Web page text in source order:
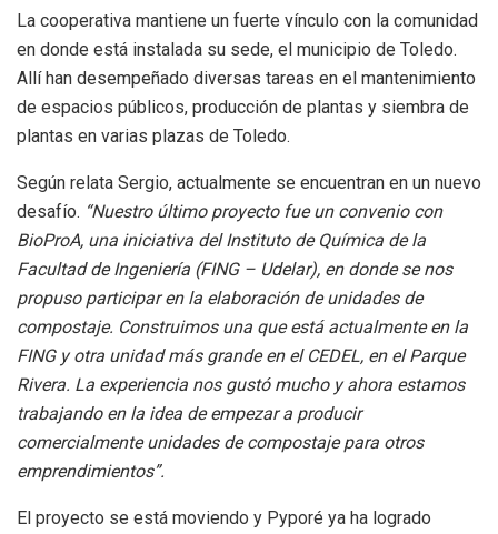
La cooperativa mantiene un fuerte vínculo con la comunidad
en donde está instalada su sede, el municipio de Toledo.
Allí han desempeñado diversas tareas en el mantenimiento
de espacios públicos, producción de plantas y siembra de
plantas en varias plazas de Toledo.
Según relata Sergio, actualmente se encuentran en un nuevo
desafío. “Nuestro último proyecto fue un convenio con
BioProA, una iniciativa del Instituto de Química de la
Facultad de Ingeniería (FING – Udelar), en donde se nos
propuso participar en la elaboración de unidades de
compostaje. Construimos una que está actualmente en la
FING y otra unidad más grande en el CEDEL, en el Parque
Rivera. La experiencia nos gustó mucho y ahora estamos
trabajando en la idea de empezar a producir
comercialmente unidades de compostaje para otros
emprendimientos”.
El proyecto se está moviendo y Pyporé ya ha logrado